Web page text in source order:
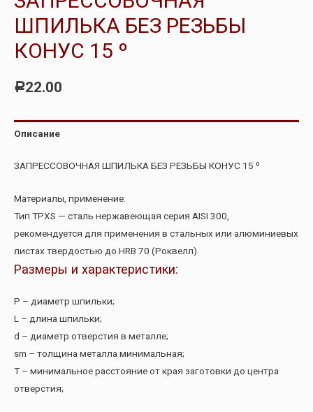
ШПИЛЬКА БЕЗ РЕЗЬБЫ
КОНУС 15 º
Р22.00
Описание
ЗАПРЕССОВОЧНАЯ ШПИЛЬКА БЕЗ РЕЗЬБЫ КОНУС 15 º
Материалы, применение:
Тип TPXS — сталь нержавеющая серия AISI 300,
рекомендуется для применения в стальных или алюминиевых
листах твердостью до HRB 70 (Роквелл).
Размеры и характеристики:
P – диаметр шпильки;
L – длина шпильки;
d – диаметр отверстия в металле;
sm – толщина металла минимальная;
T – минимальное расстояние от края заготовки до центра
отверстия;